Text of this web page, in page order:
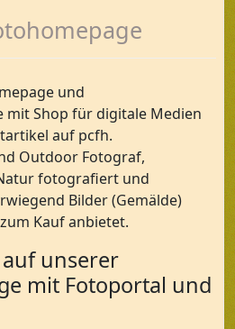
und
mit Shop für digitale Medien
auf pcfh.
Outdoor Fotograf,
fotografiert und
Bilder (Gemälde)
Kauf anbietet.
unserer
mit Fotoportal und